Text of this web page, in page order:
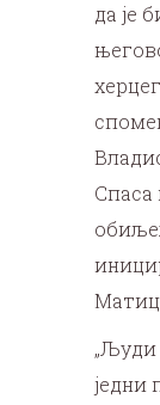
да је
Спаса
„Људи
једни